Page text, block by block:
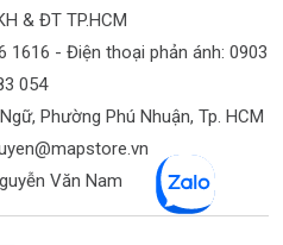
& ĐT TP.HCM
1616 - Điện thoại phản ánh: 0903
054
Phường Phú Nhuận, Tp. HCM
Văn Nam